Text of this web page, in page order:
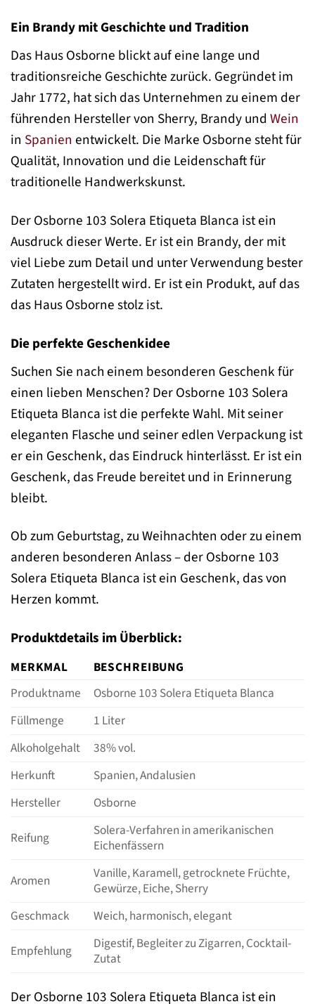
Ein Brandy mit Geschichte und Tradition
Das Haus Osborne blickt auf eine lange und
traditionsreiche Geschichte zurück. Gegründet im
Jahr 1772, hat sich das Unternehmen zu einem der
führenden Hersteller von Sherry, Brandy und Wein
in Spanien entwickelt. Die Marke Osborne steht für
Qualität, Innovation und die Leidenschaft für
traditionelle Handwerkskunst.
Der Osborne 103 Solera Etiqueta Blanca ist ein
Ausdruck dieser Werte. Er ist ein Brandy, der mit
viel Liebe zum Detail und unter Verwendung bester
Zutaten hergestellt wird. Er ist ein Produkt, auf das
das Haus Osborne stolz ist.
Die perfekte Geschenkidee
Suchen Sie nach einem besonderen Geschenk für
einen lieben Menschen? Der Osborne 103 Solera
Etiqueta Blanca ist die perfekte Wahl. Mit seiner
eleganten Flasche und seiner edlen Verpackung ist
er ein Geschenk, das Eindruck hinterlässt. Er ist ein
Geschenk, das Freude bereitet und in Erinnerung
bleibt.
Ob zum Geburtstag, zu Weihnachten oder zu einem
anderen besonderen Anlass – der Osborne 103
Solera Etiqueta Blanca ist ein Geschenk, das von
Herzen kommt.
Produktdetails im Überblick:
MERKMAL
BESCHREIBUNG
Produktname
Osborne 103 Solera Etiqueta Blanca
Füllmenge
1 Liter
Alkoholgehalt
38% vol.
Herkunft
Spanien, Andalusien
Hersteller
Osborne
Reifung
Solera-Verfahren in amerikanischen
Eichenfässern
Aromen
Vanille, Karamell, getrocknete Früchte,
Gewürze, Eiche, Sherry
Geschmack
Weich, harmonisch, elegant
Empfehlung
Digestif, Begleiter zu Zigarren, Cocktail-
Zutat
Der Osborne 103 Solera Etiqueta Blanca ist ein